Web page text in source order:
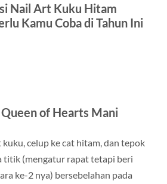
Nail Art Kuku Hitam
Kamu Coba di Tahun Ini
of Hearts Mani
celup ke cat hitam, dan tepok
titik (mengatur rapat tetapi beri
ke-2 nya) bersebelahan pada